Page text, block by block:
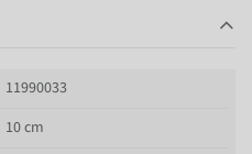
11990033
10 cm